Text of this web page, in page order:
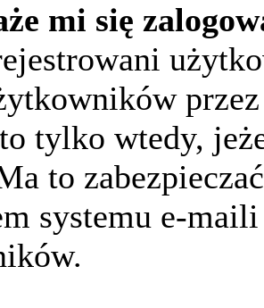
mi się
tylko wtedy,
to
systemu e-